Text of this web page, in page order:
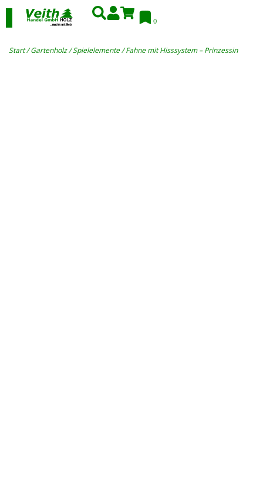
0
Start/Gartenholz/Spielelemente/ Fahne mit Hisssystem – Prinzessin